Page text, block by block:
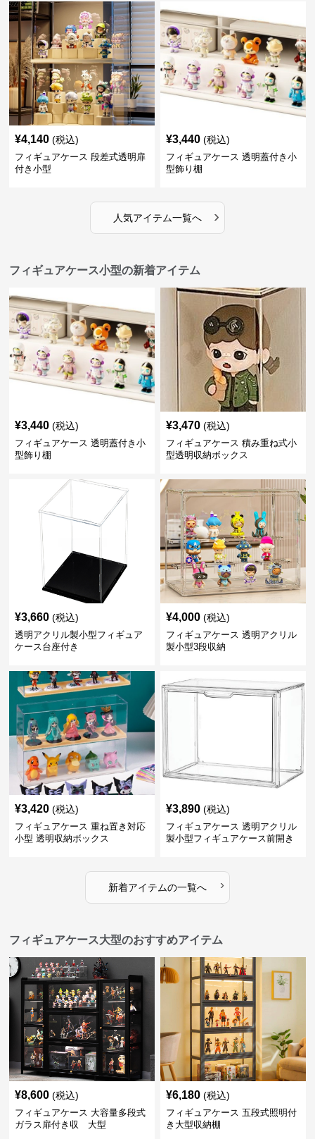
¥4,140 (税込)
フィギュアケース 段差式透明扉
付き小型
¥3,440 (税込)
フィギュアケース 透明蓋付き小
型飾り棚
人気アイテム一覧へ ›
フィギュアケース小型の新着アイテム
¥3,440 (税込)
フィギュアケース 透明蓋付き小
型飾り棚
¥3,470 (税込)
フィギュアケース 積み重ね式小
型透明収納ボックス
¥3,660 (税込)
透明アクリル製小型フィギュア
ケース台座付き
¥4,000 (税込)
フィギュアケース 透明アクリル
製小型3段収納
¥3,420 (税込)
フィギュアケース 重ね置き対応
小型 透明収納ボックス
¥3,890 (税込)
フィギュアケース 透明アクリル
製小型フィギュアケース前開き
新着アイテムの一覧へ ›
フィギュアケース大型のおすすめアイテム
¥8,600 (税込)
フィギュアケース 大容量多段式
ガラス扉付き収 大型
¥6,180 (税込)
フィギュアケース 五段式照明付
き大型収納棚